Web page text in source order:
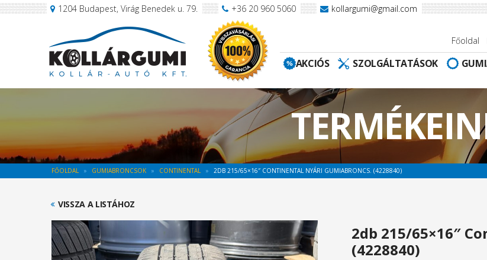
1204 Budapest, Virág Benedek u. 79. +36 20 960 5060 kollargumi@gmail.com
Főoldal
AKCIÓS SZOLGÁLTATÁSOK
FŐOLDAL GUMIABRONCSOK CONTINENTAL 2DB 215/65×16″ CONTINENTAL NYÁRI GUMIABRONCS. (4228840)
VISSZA A LISTÁHOZ
2db 215/65×16″
(4228840)